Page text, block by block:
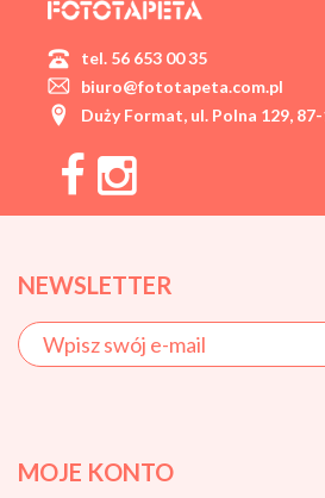
tel. 56 653 00 35
biuro@fototapeta.com.pl
Duży Format, ul. Polna 129,
NEWSLETTER
MOJE KONTO